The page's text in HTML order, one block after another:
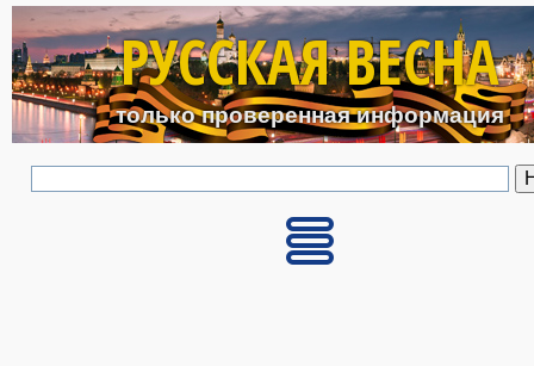
Перейти к основному
РУССКАЯ ВЕСНА
только проверенная информация